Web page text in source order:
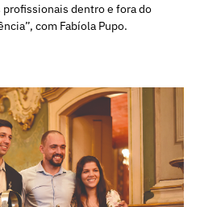
dentro e fora do
com Fabíola Pupo.